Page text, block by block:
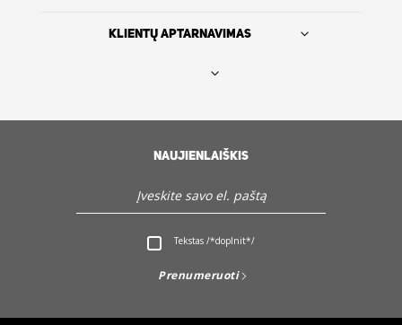
KLIENTŲ APTARNAVIMAS
NAUJIENLAIŠKIS
Tekstas /*doplnit*/
Prenumeruoti